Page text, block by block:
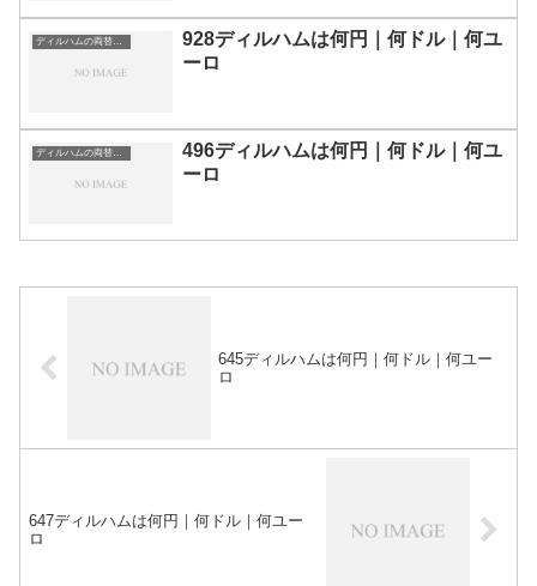
ディルハムの両替目安
928ディルハムは何円｜何ドル｜何ユ
ーロ
ディルハムの両替目安
496ディルハムは何円｜何ドル｜何ユ
ーロ
645ディルハムは何円｜何ドル｜何ユー
ロ
647ディルハムは何円｜何ドル｜何ユー
ロ